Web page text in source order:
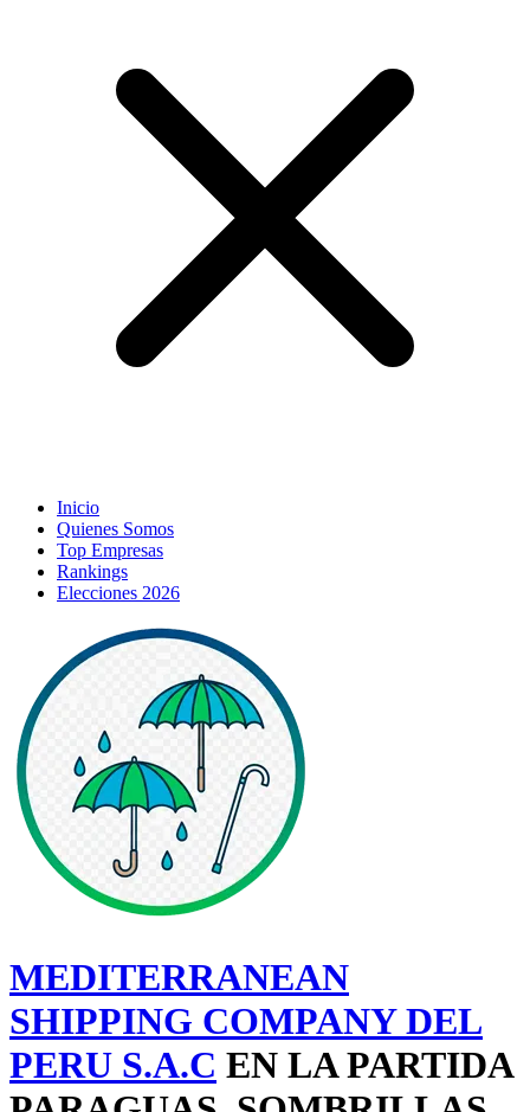
Inicio
Quienes Somos
Top Empresas
Rankings
Elecciones 2026
MEDITERRANEAN
SHIPPING COMPANY DEL
PERU S.A.C EN LA PARTIDA